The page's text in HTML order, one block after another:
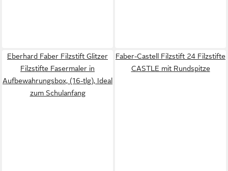
Eberhard Faber Filzstift Glitzer
Filzstifte Fasermaler in
Aufbewahrungsbox, (16-tlg), Ideal
zum Schulanfang
Faber-Castell Filzstift 24 Filzstifte
CASTLE mit Rundspitze